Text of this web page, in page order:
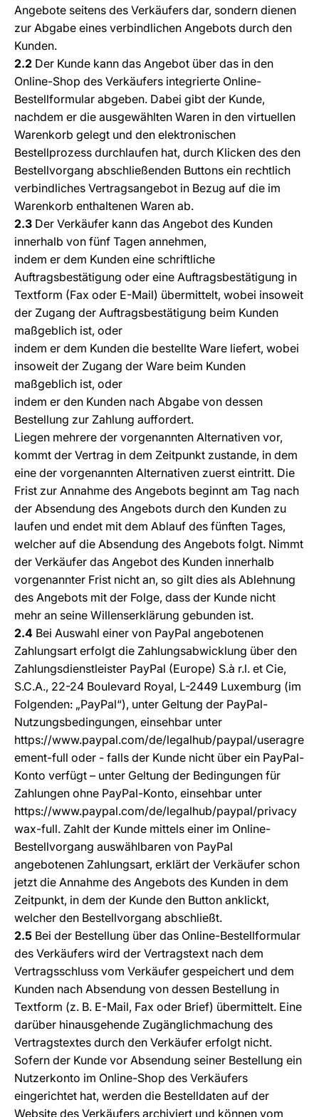
Angebote seitens des Verkäufers dar, sondern dienen
zur Abgabe eines verbindlichen Angebots durch den
Kunden.
2.2 Der Kunde kann das Angebot über das in den
Online-Shop des Verkäufers integrierte Online-
Bestellformular abgeben. Dabei gibt der Kunde,
nachdem er die ausgewählten Waren in den virtuellen
Warenkorb gelegt und den elektronischen
Bestellprozess durchlaufen hat, durch Klicken des den
Bestellvorgang abschließenden Buttons ein rechtlich
verbindliches Vertragsangebot in Bezug auf die im
Warenkorb enthaltenen Waren ab.
2.3 Der Verkäufer kann das Angebot des Kunden
innerhalb von fünf Tagen annehmen,
indem er dem Kunden eine schriftliche
Auftragsbestätigung oder eine Auftragsbestätigung in
Textform (Fax oder E-Mail) übermittelt, wobei insoweit
der Zugang der Auftragsbestätigung beim Kunden
maßgeblich ist, oder
indem er dem Kunden die bestellte Ware liefert, wobei
insoweit der Zugang der Ware beim Kunden
maßgeblich ist, oder
indem er den Kunden nach Abgabe von dessen
Bestellung zur Zahlung auffordert.
Liegen mehrere der vorgenannten Alternativen vor,
kommt der Vertrag in dem Zeitpunkt zustande, in dem
eine der vorgenannten Alternativen zuerst eintritt. Die
Frist zur Annahme des Angebots beginnt am Tag nach
der Absendung des Angebots durch den Kunden zu
laufen und endet mit dem Ablauf des fünften Tages,
welcher auf die Absendung des Angebots folgt. Nimmt
der Verkäufer das Angebot des Kunden innerhalb
vorgenannter Frist nicht an, so gilt dies als Ablehnung
des Angebots mit der Folge, dass der Kunde nicht
mehr an seine Willenserklärung gebunden ist.
2.4 Bei Auswahl einer von PayPal angebotenen
Zahlungsart erfolgt die Zahlungsabwicklung über den
Zahlungsdienstleister PayPal (Europe) S.à r.l. et Cie,
S.C.A., 22-24 Boulevard Royal, L-2449 Luxemburg (im
Folgenden: „PayPal“), unter Geltung der PayPal-
Nutzungsbedingungen, einsehbar unter
https://www.paypal.com/de/legalhub/paypal/useragre
ement-full oder - falls der Kunde nicht über ein PayPal-
Konto verfügt – unter Geltung der Bedingungen für
Zahlungen ohne PayPal-Konto, einsehbar unter
https://www.paypal.com/de/legalhub/paypal/privacy
wax-full. Zahlt der Kunde mittels einer im Online-
Bestellvorgang auswählbaren von PayPal
angebotenen Zahlungsart, erklärt der Verkäufer schon
jetzt die Annahme des Angebots des Kunden in dem
Zeitpunkt, in dem der Kunde den Button anklickt,
welcher den Bestellvorgang abschließt.
2.5 Bei der Bestellung über das Online-Bestellformular
des Verkäufers wird der Vertragstext nach dem
Vertragsschluss vom Verkäufer gespeichert und dem
Kunden nach Absendung von dessen Bestellung in
Textform (z. B. E-Mail, Fax oder Brief) übermittelt. Eine
darüber hinausgehende Zugänglichmachung des
Vertragstextes durch den Verkäufer erfolgt nicht.
Sofern der Kunde vor Absendung seiner Bestellung ein
Nutzerkonto im Online-Shop des Verkäufers
eingerichtet hat, werden die Bestelldaten auf der
Website des Verkäufers archiviert und können vom